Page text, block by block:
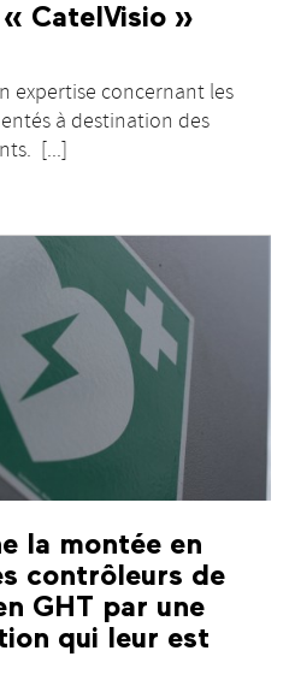
CatelVisio »
expertise concernant les
à destination des
[...]
la montée en
contrôleurs de
GHT par une
qui leur est